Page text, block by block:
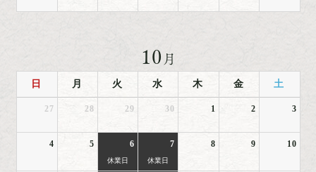
10 月
日 月 火 水 木 金 土
27 28 29 30 1 2 3
4 5 6
休業日
7
休業日
8 9 10